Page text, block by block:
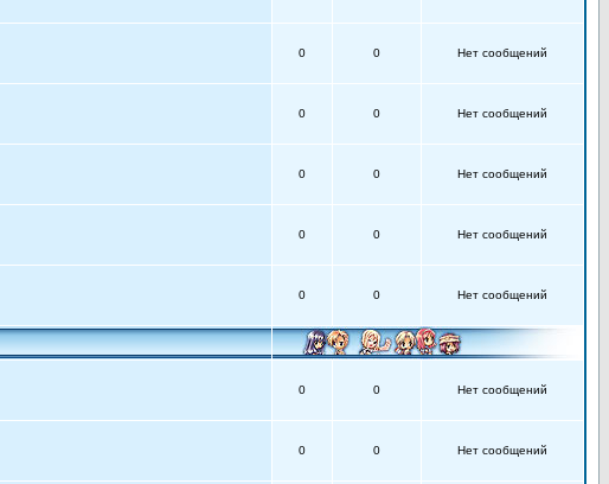
0 0 Нет сообщений
0 0 Нет сообщений
0 0 Нет сообщений
0 0 Нет сообщений
0 0 Нет сообщений
0 0 Нет сообщений
0 0 Нет сообщений